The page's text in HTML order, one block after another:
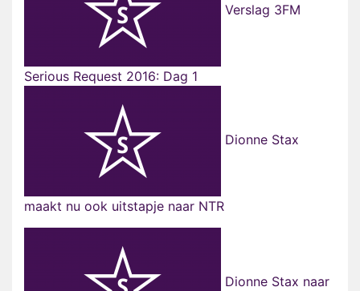
Verslag 3FM
Serious Request 2016: Dag 1
Dionne Stax
maakt nu ook uitstapje naar NTR
Dionne Stax naar